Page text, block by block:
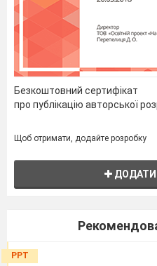
Безкоштовний сертифікат
про публікацію авторської
Щоб отримати, додайте розробку
ДОДАТИ
PPT